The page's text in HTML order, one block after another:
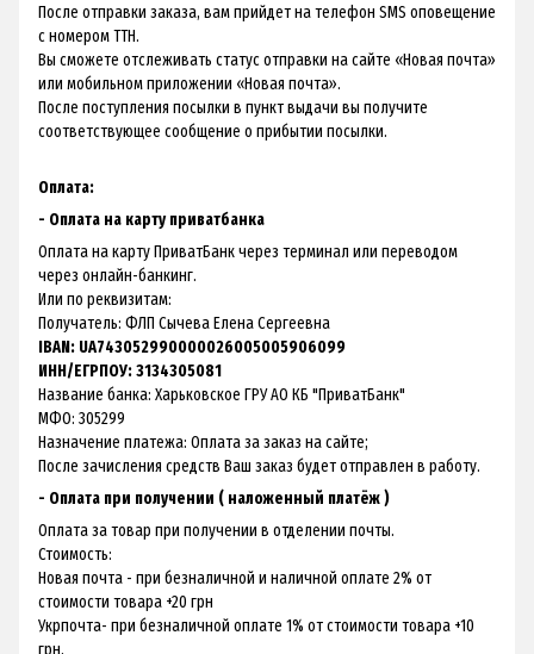
После отправки заказа, вам прийдет на телефон SMS оповещение
с номером ТТН.
Вы сможете отслеживать статус отправки на сайте «Новая почта»
или мобильном приложении «Новая почта».
После поступления посылки в пункт выдачи вы получите
соответствующее сообщение о прибытии посылки.
Оплата:
- Оплата на карту приватбанка
Оплата на карту ПриватБанк через терминал или переводом
через онлайн-банкинг.
Или по реквизитам:
Получатель: ФЛП Сычева Елена Сергеевна
IBAN: UA743052990000026005005906099
ИНН/ЕГРПОУ: 3134305081
Название банка: Харьковское ГРУ АО КБ "ПриватБанк"
МФО: 305299
Назначение платежа: Оплата за заказ на сайте;
После зачисления средств Ваш заказ будет отправлен в работу.
- Оплата при получении ( наложенный платёж )
Оплата за товар при получении в отделении почты.
Стоимость:
Новая почта - при безналичной и наличной оплате 2% от
стоимости товара +20 грн
Укрпочта- при безналичной оплате 1% от стоимости товара +10
грн,